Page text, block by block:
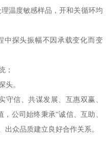
温度敏感样品，开和关循环均
中探头振幅不因承载变化而变
；
头。
守信、共谋发展、互惠双赢、
公司始终秉承“诚信、互助、
众品质建立良好合作关系。